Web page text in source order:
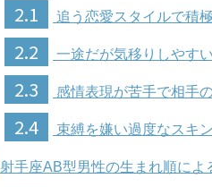
2.1 追う恋愛スタイルで積
2.2 一途だが気移りしやす
2.3 感情表現が苦手で相手
2.4 束縛を嫌い過度なスキ
射手座AB型男性の生まれ順によ